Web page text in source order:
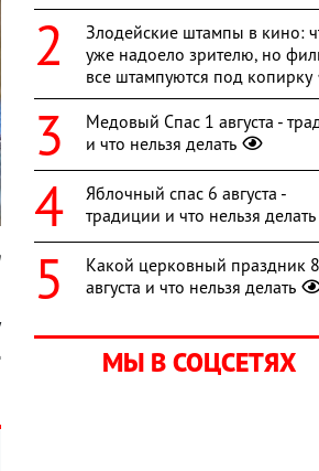
Злодейские штампы в кино:
уже надоело зрителю, но
все штампуются под копирку
Медовый Спас 1 августа -
и что нельзя делать
Яблочный спас 6 августа -
традиции и что нельзя делать
Какой церковный праздник 8
августа и что нельзя делать
МЫ В СОЦСЕТЯХ